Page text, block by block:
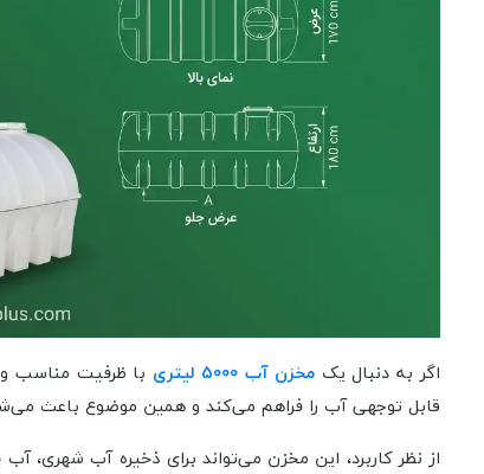
اگر به دنبال یک مخزن آب 5000 لیتری
قابل توجهی آب را فراهم می‌کند و همین موضوع باعث
از نظر کاربرد، این مخزن می‌تواند برای ذخیره آب شهری، آب